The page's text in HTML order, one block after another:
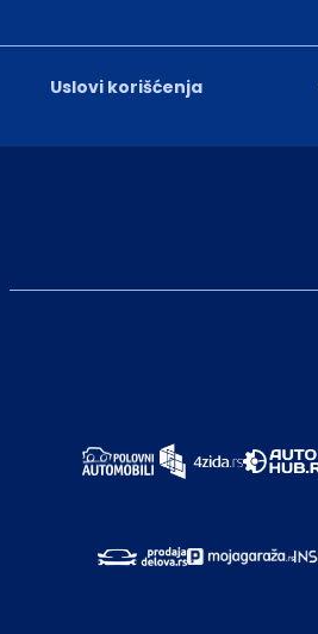
Uslovi korišćenja